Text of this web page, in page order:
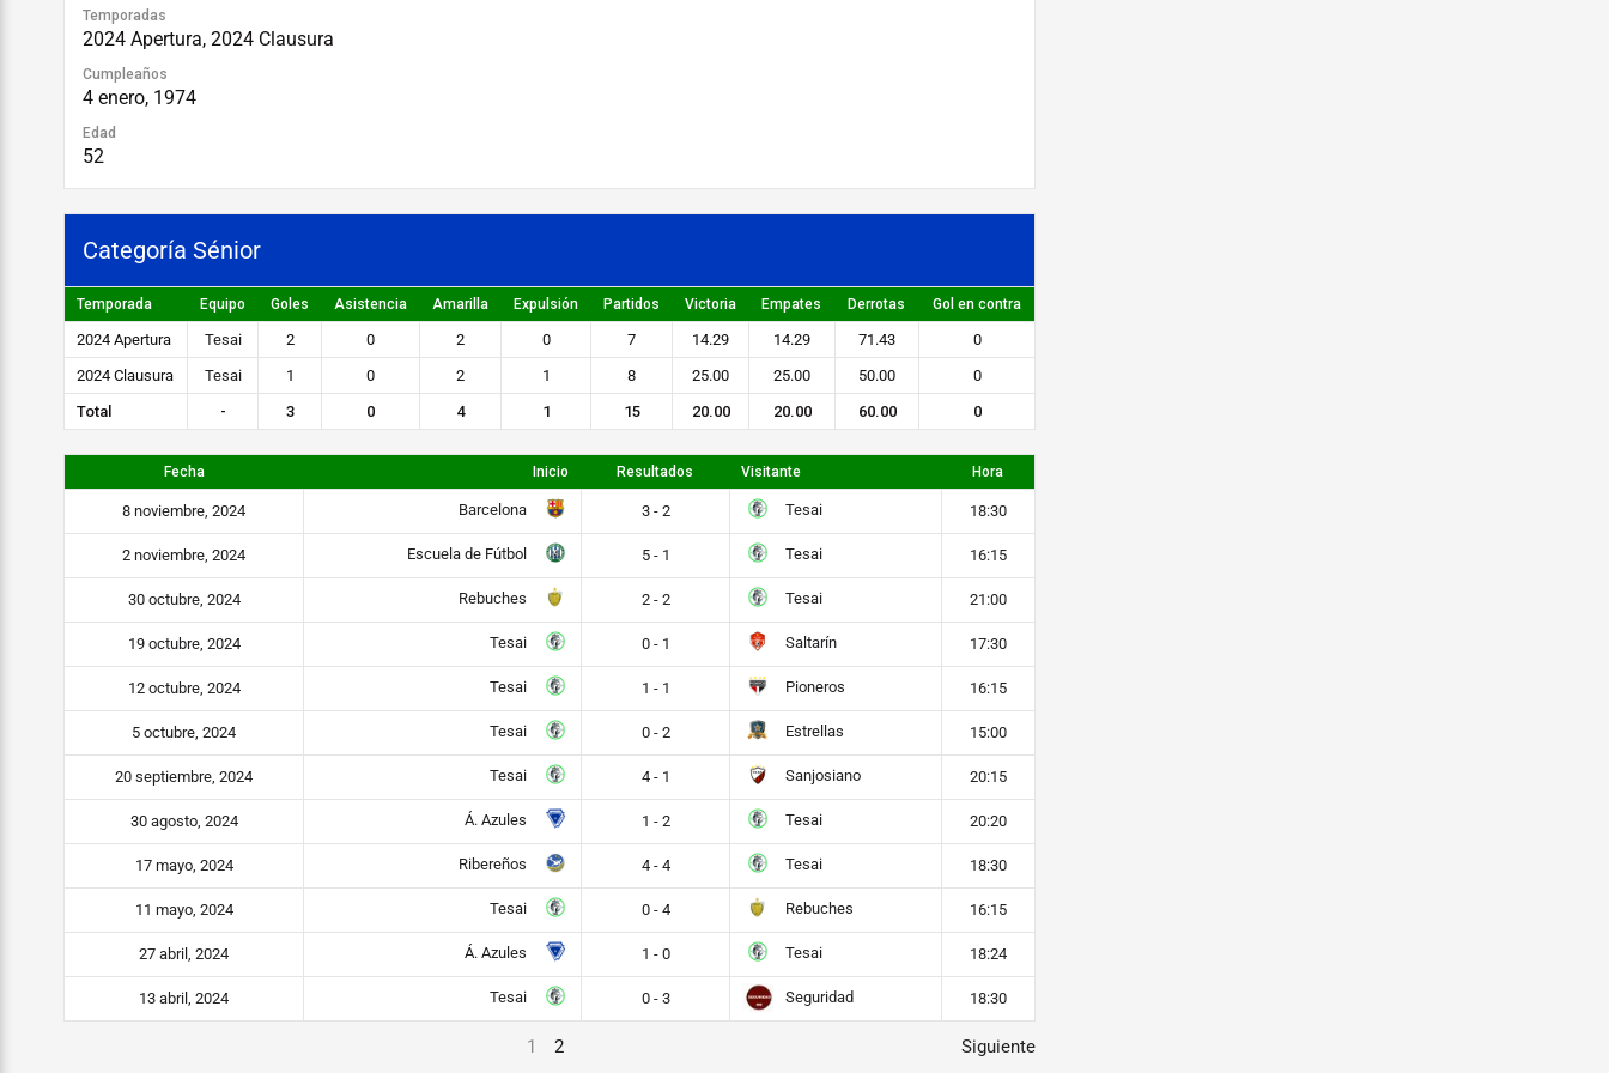
Temporadas
2024 Apertura, 2024 Clausura
Cumpleaños
4 enero, 1974
Edad
52
Categoría Sénior
Temporada Equipo Goles Asistencia Amarilla Expulsión Partidos Victoria Empates Derrotas Gol en contra
2024 Apertura Tesai 2 0 2 0 7 14.29 14.29 71.43
0
2024 Clausura
Tesai 1 0 2 1 8 25.00 25.00 50.00
0
Total
- 3 0 4 1 15 20.00 20.00 60.00 0
Fecha Inicio Resultados Visitante Hora
8 noviembre, 2024 Barcelona 3 - 2 Tesai 18:30
2 noviembre, 2024 Escuela de Fútbol 5 - 1 Tesai 16:15
30 octubre, 2024 Rebuches 2 - 2 Tesai 21:00
19 octubre, 2024 Tesai 0 - 1 Saltarín 17:30
12 octubre, 2024 Tesai 1 - 1 Pioneros 16:15
5 octubre, 2024 Tesai 0 - 2 Estrellas 15:00
20 septiembre, 2024 Tesai 4 - 1 Sanjosiano 20:15
30 agosto, 2024 Á. Azules 1 - 2 Tesai 20:20
17 mayo, 2024 Ribereños 4 - 4 Tesai 18:30
11 mayo, 2024 Tesai 0 - 4 Rebuches 16:15
27 abril, 2024 Á. Azules 1 - 0 Tesai 18:24
13 abril, 2024 Tesai 0 - 3 Seguridad 18:30
1 2 Siguiente